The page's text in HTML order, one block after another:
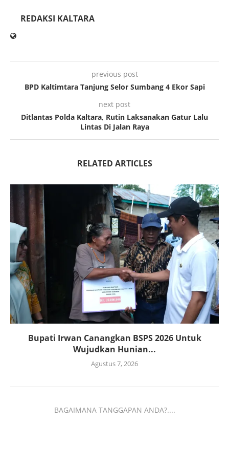
REDAKSI KALTARA
previous post
BPD Kaltimtara Tanjung Selor Sumbang 4 Ekor Sapi
next post
Ditlantas Polda Kaltara, Rutin Laksanakan Gatur Lalu
Lintas Di Jalan Raya
RELATED ARTICLES
Bupati Irwan Canangkan BSPS 2026 Untuk
Wujudkan Hunian...
Agustus 7, 2026
BAGAIMANA TANGGAPAN ANDA?....